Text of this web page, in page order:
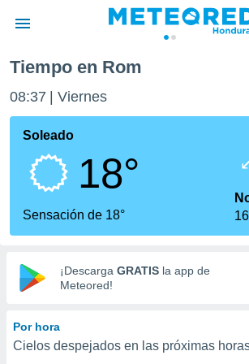
de
ha sido
calidad.
a este
las
y
digital
basada
Tiempo en Rom
08:37 Viernes
Soleado
18°
Sensación de 18°
16
¡Descarga GRATIS la app de
Meteored!
Por hora
Cielos despejados en las próximas